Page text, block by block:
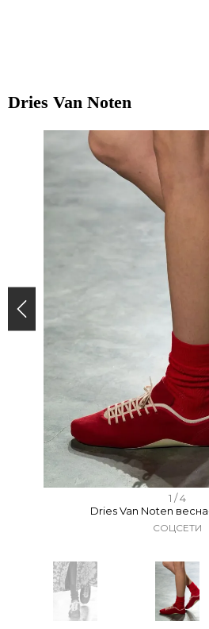
Dries Van Noten
1 / 4
Dries Van Noten
СОЦСЕТИ